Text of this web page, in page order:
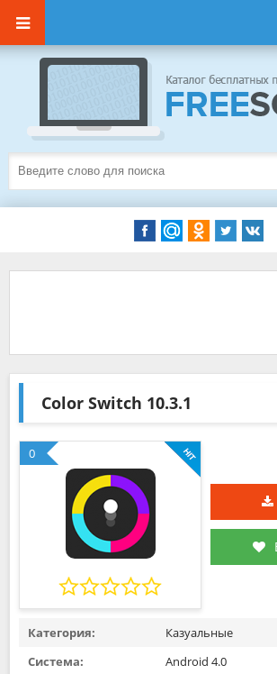
Color Switch 10.3.1
0
Категория:
Казуальные
Система:
Android 4.0